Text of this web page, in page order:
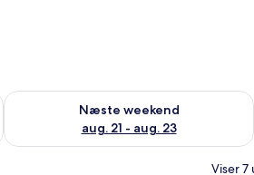
14 - aug. 16
Næste weekend
aug. 21 - aug. 23
Tjek tilgængelighed for næste
Viser 7